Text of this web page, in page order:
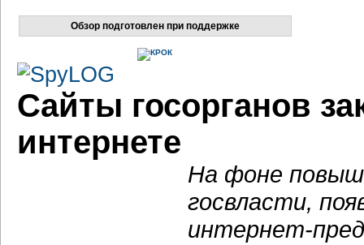
Обзор подготовлен при поддержке
Сайты госорганов
интернете
На фоне
госвласти,
интернет-